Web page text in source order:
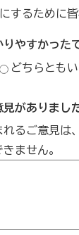
するために
やすかった
どちらとも
がありまし
るご意見は
ません。